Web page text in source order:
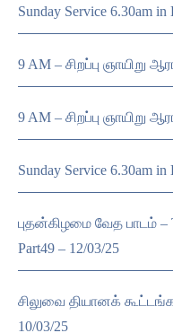
Sunday Service 6.30am
9 AM – சிறப்பு ஞாயிறு
9 AM – சிறப்பு ஞாயிறு
Sunday Service 6.30am
புதன்கிழமை வேத பாடம் –
Part49 – 12/03/25
சிலுவை தியானக்
10/03/25